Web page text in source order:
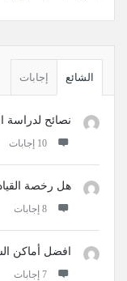
الجانبيةالشائع إجابات
نصائح لدراسة
‫10 إجابات
هل رخصة
‫8 إجابات
افضل أماكن
‫7 إجابات